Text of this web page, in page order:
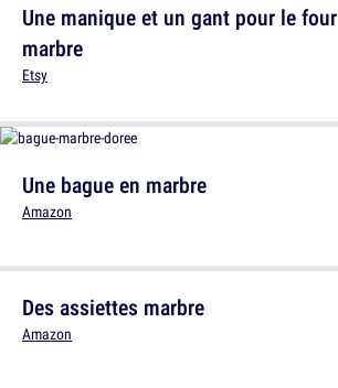
Une manique et un gant pour le four
marbre
Etsy
Des assiettes marbre
Amazon
Une bague en marbre
Amazon